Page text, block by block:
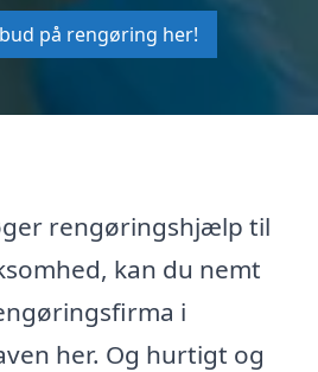
på rengøring her!
rengøringshjælp til
kan du nemt
i
her. Og hurtigt og